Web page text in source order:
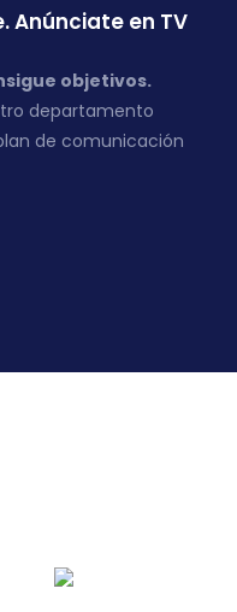
Anúnciate en TV
objetivos.
departamento
de comunicación